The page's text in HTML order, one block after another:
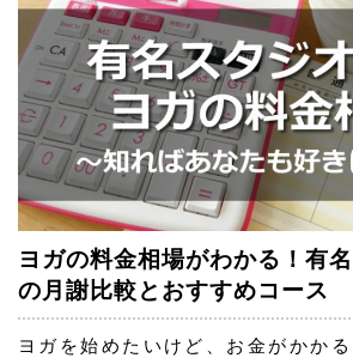
ヨガの料金相場がわかる！有
の月謝比較とおすすめコース
ヨガを始めたいけど、お金がかか